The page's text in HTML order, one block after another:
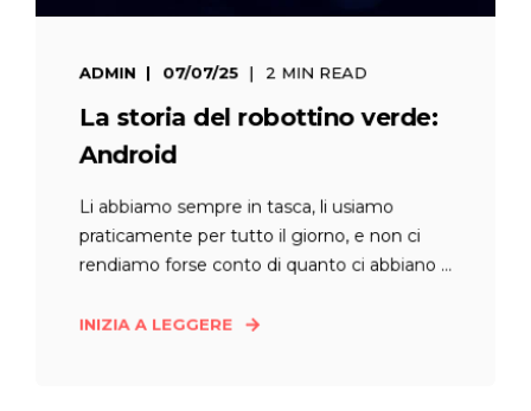
ADMIN 07/07/25 2 MIN READ
La storia del robottino verde:
Android
Li abbiamo sempre in tasca, li usiamo
praticamente per tutto il giorno, e non ci
rendiamo forse conto di quanto ci abbiano ...
INIZIA A LEGGERE